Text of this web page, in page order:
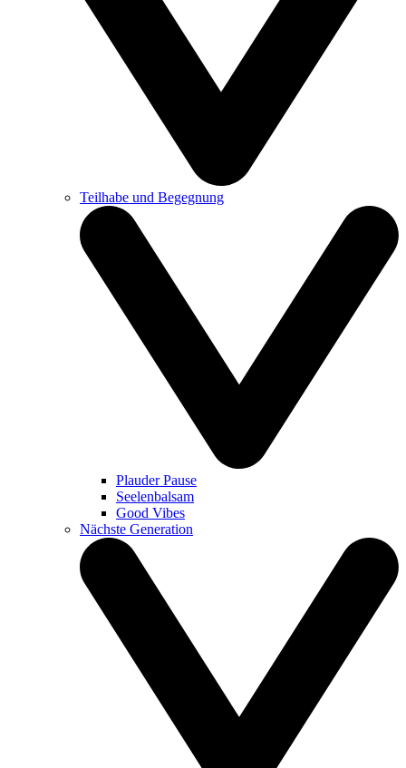
Teilhabe und Begegnung
Plauder Pause
Seelenbalsam
Good Vibes
Nächste Generation